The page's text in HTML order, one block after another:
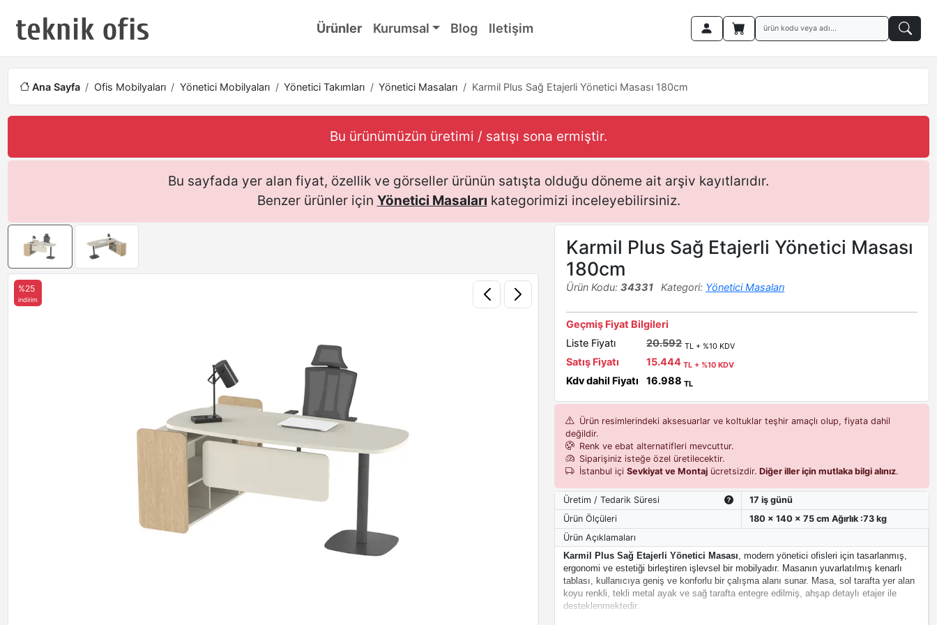
Ürünler Kurumsal Blog Iletişim
Ana Sayfa Ofis Mobilyaları Yönetici Mobilyaları Yönetici Takımları Yönetici Masaları Karmil Plus Sağ Etajerli Yönetici Masası 180cm
Bu ürünümüzün üretimi / satışı sona ermiştir.
Bu sayfada yer alan fiyat, özellik ve görseller ürünün satışta olduğu döneme ait arşiv kayıtlarıdır.
Benzer ürünler için Yönetici Masaları kategorimizi inceleyebilirsiniz.
%25
indirim
Karmil Plus Sağ Etajerli Yönetici Masası
180cm
Ürün Kodu: 34331 Kategori: Yönetici Masaları
Geçmiş Fiyat Bilgileri
Liste Fiyatı
20.592 TL + %10 KDV
Satış Fiyatı 15.444TL + %10 KDV
Kdv dahil Fiyatı 16.988TL
Ürün resimlerindeki aksesuarlar ve koltuklar teşhir amaçlı olup, fiyata dahil
değildir.
Renk ve ebat alternatifleri mevcuttur.
Siparişiniz isteğe özel üretilecektir.
İstanbul içiSevkiyat ve Montaj ücretsizdir.Diğer iller için mutlaka bilgi alınız.
Üretim / Tedarik Süresi
17 iş günü
Ürün Ölçüleri
180 x 140 x 75 cm Ağırlık :73 kg
Ürün Açıklamaları
Karmil Plus Sağ Etajerli Yönetici Masası, modern yönetici ofisleri için tasarlanmış,
ergonomi ve estetiği birleştiren işlevsel bir mobilyadır. Masanın yuvarlatılmış kenarlı
tablası, kullanıcıya geniş ve konforlu bir çalışma alanı sunar. Masa, sol tarafta yer alan
koyu renkli, tekli metal ayak ve sağ tarafta entegre edilmiş, ahşap detaylı etajer ile
desteklenmektedir.